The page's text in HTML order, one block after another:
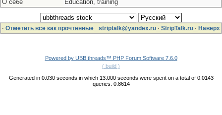
О себе
Education, training
· Отметить все как прочтенные striptalk@yandex.ru · StripTalk.ru · Наверх
Powered by UBB.threads™ PHP Forum Software 7.6.0
( build )
Generated in 0.030 seconds in which 13.000 seconds were spent on a total of 0.0143
queries. 0.8614